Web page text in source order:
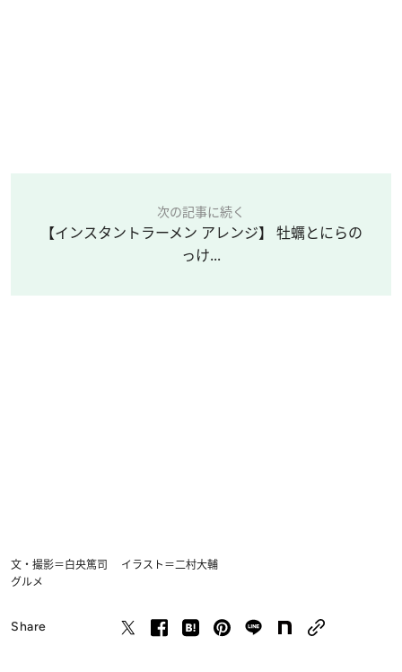
次の記事に続く
【インスタントラーメン アレンジ】 牡蠣とにらの
っけ...
文・撮影＝白央篤司 イラスト＝二村大輔
グルメ
Share